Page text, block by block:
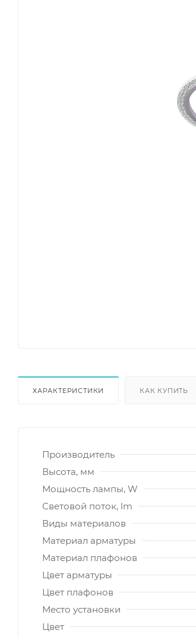
ХАРАКТЕРИСТИКИ КАК КУПИТЬ
Производитель
Высота, мм
Мощность лампы, W
Световой поток, lm
Виды материалов
Материал арматуры
Материал плафонов
Цвет арматуры
Цвет плафонов
Место установки
Цвет